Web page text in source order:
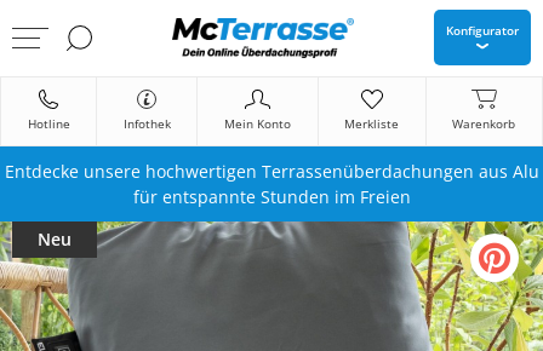
Konfigurator
Hotline Infothek Mein Konto Merkliste Warenkorb
Entdecke unsere hochwertigen Terrassenüberdachungen aus Alu
für entspannte Stunden im Freien
Neu